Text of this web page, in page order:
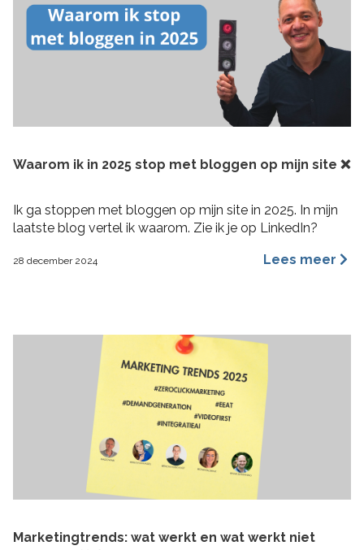
Waarom ik in 2025 stop met bloggen op mijn site ❌
Ik ga stoppen met bloggen op mijn site in 2025. In mijn
laatste blog vertel ik waarom. Zie ik je op LinkedIn?
28 december 2024 Lees meer
Marketingtrends: wat werkt en wat werkt niet